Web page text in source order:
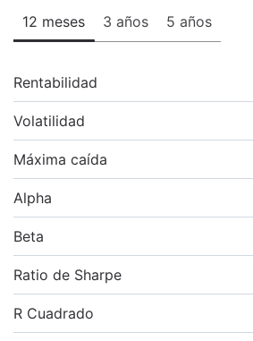
12 meses 3 años 5 años
Rentabilidad
Volatilidad
Máxima caída
Alpha
Beta
Ratio de Sharpe
R Cuadrado